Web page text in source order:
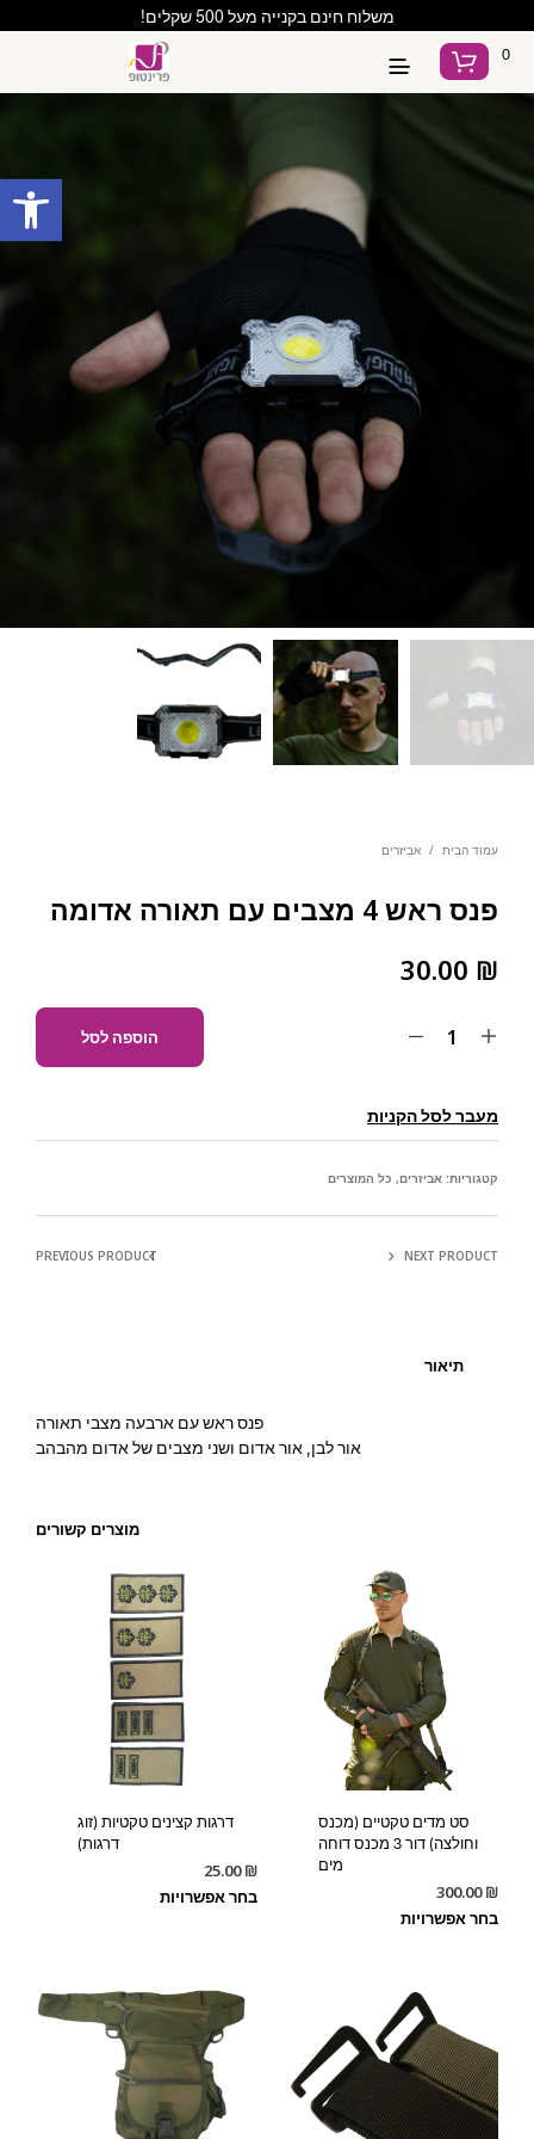
פתח סרגל נגישות
משלוח חינם בקנייה מעל 500 שקלים!
0
עמוד הבית / אביזרים
פנס ראש 4 מצבים עם תאורה אדומה
30.00 ₪
הוספה לסל
מעבר לסל הקניות
קטגוריות: אביזרים, כל המוצרים
PREVIOUS PRODUCT NEXT PRODUCT
תיאור
פנס ראש עם ארבעה מצבי תאורה
אור לבן, אור אדום ושני מצבים של אדום מהבהב
מוצרים קשורים
סט מדים טקטיים (מכנס
וחולצה) דור 3 מכנס דוחה
מים
300.00₪
בחר אפשרויות
דרגות קצינים טקטיות (זוג
דרגות)
25.00₪
בחר אפשרויות